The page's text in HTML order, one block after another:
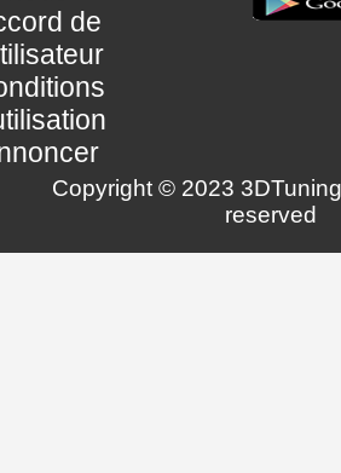
de
Copyright © 2023
reserved